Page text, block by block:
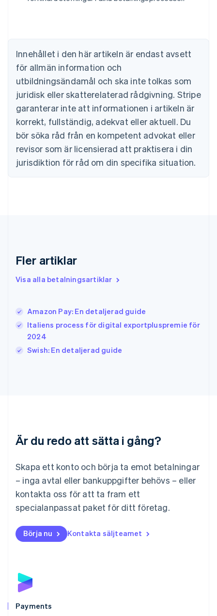
Innehållet i den här artikeln är endast avsett
för allmän information och
utbildningsändamål och ska inte tolkas som
juridisk eller skatterelaterad rådgivning. Stripe
garanterar inte att informationen i artikeln är
korrekt, fullständig, adekvat eller aktuell. Du
bör söka råd från en kompetent advokat eller
revisor som är licensierad att praktisera i din
jurisdiktion för råd om din specifika situation.
Fler artiklar
Visa alla betalningsartiklar
Amazon Pay: En detaljerad guide
Italiens process för digital exportpluspremie för
2024
Swish: En detaljerad guide
Är du redo att sätta i gång?
Skapa ett konto och börja ta emot betalningar
– inga avtal eller bankuppgifter behövs – eller
kontakta oss för att ta fram ett
specialanpassat paket för ditt företag.
Börja nu Kontakta säljteamet
Payments
English
Danmark
English
Estland
English
简体中文English
Finland
English Svenska
Frankrike
FrançaisEnglish
Förenade Arabemiraten
Gibraltar
Irland
Italien
日本語English
EnglishFrançais
Kroatien
English Italiano
Malaysia
English
Mexiko
Nederländerna
NederlandsEnglish
English
Nya Zeeland
Portugal
Português
English